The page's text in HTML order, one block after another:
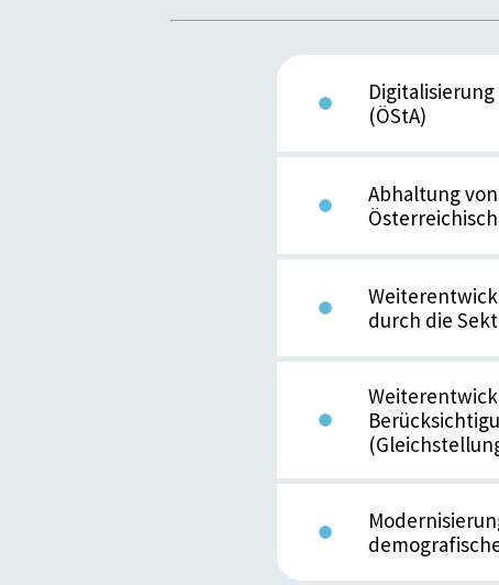
(ÖStA)
Abhaltung
durch die